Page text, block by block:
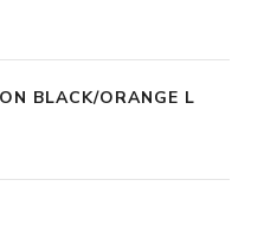
BLACK/ORANGE L